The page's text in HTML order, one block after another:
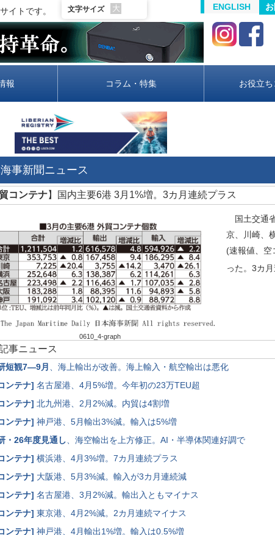
イトです。 文字サイズ 大 ENGLISH
報 コラム・特集 お役立
海事新聞ニュース
コンテナ】国内主要6港 3月1%増。3カ月連続プラス
0610_4-graph
国土交通
京、川崎、
(速報値、空
った。3カ
記事ニュース
短観7―9月 、海上輸出が改善。海上輸入・航空輸出は悪化
ンテナ] 名古屋港、4月5%増。今年初の23万TEU超
ンテナ] 北九州港、2月2%減。内貿は4割増
ンテナ] 神戸港、5月輸出3%減。輸入は5%増
・26年度見通し、海空輸出を上方修正。AI・半導体関連好調で
ンテナ] 横浜港、4月3%増。7カ月連続プラス
ンテナ] 大阪港、5月3%減。輸入が3カ月連続減
ンテナ] 名古屋港、3月2%減。輸出入ともマイナス
ンテナ] 東京港、4月2%減。2カ月連続マイナス
ンテナ] 神戸港、4月輸出1%増。輸入は0.5%増